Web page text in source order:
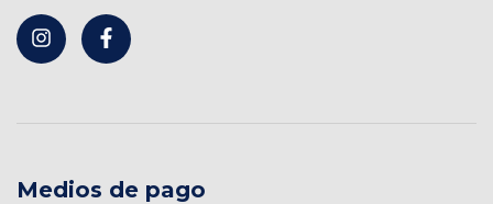
Medios de pago